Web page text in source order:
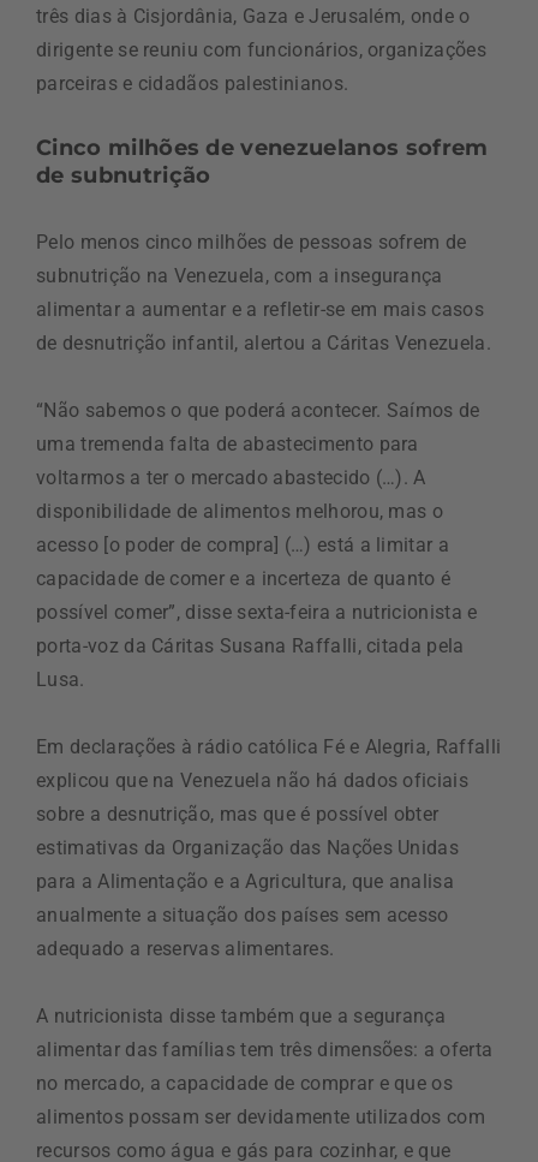
três dias à Cisjordânia, Gaza e Jerusalém, onde o
dirigente se reuniu com funcionários, organizações
parceiras e cidadãos palestinianos.
Cinco milhões de venezuelanos sofrem
de subnutrição
Pelo menos cinco milhões de pessoas sofrem de
subnutrição na Venezuela, com a insegurança
alimentar a aumentar e a refletir-se em mais casos
de desnutrição infantil, alertou a Cáritas Venezuela.
“Não sabemos o que poderá acontecer. Saímos de
uma tremenda falta de abastecimento para
voltarmos a ter o mercado abastecido (…). A
disponibilidade de alimentos melhorou, mas o
acesso [o poder de compra] (…) está a limitar a
capacidade de comer e a incerteza de quanto é
possível comer”, disse sexta-feira a nutricionista e
porta-voz da Cáritas Susana Raffalli, citada pela
Lusa.
Em declarações à rádio católica Fé e Alegria, Raffalli
explicou que na Venezuela não há dados oficiais
sobre a desnutrição, mas que é possível obter
estimativas da Organização das Nações Unidas
para a Alimentação e a Agricultura, que analisa
anualmente a situação dos países sem acesso
adequado a reservas alimentares.
A nutricionista disse também que a segurança
alimentar das famílias tem três dimensões: a oferta
no mercado, a capacidade de comprar e que os
alimentos possam ser devidamente utilizados com
recursos como água e gás para cozinhar, e que